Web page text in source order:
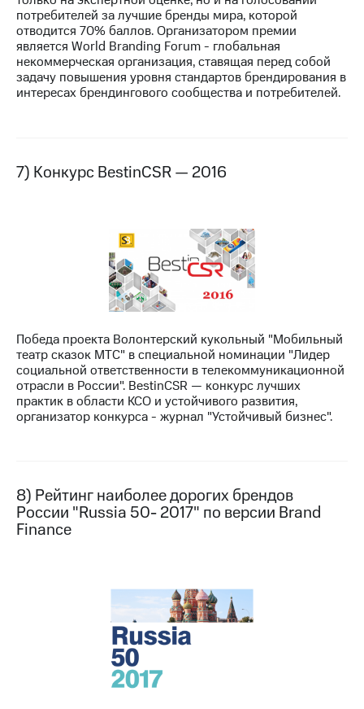
потребителей за лучшие бренды мира, которой
отводится 70% баллов. Организатором премии
является World Branding Forum - глобальная
некоммерческая организация, ставящая перед собой
задачу повышения уровня стандартов брендирования в
интересах брендингового сообщества и потребителей.
7) Конкурс BestinCSR — 2016
Победа проекта Волонтерский кукольный "Мобильный
театр сказок МТС" в специальной номинации "Лидер
социальной ответственности в телекоммуникационной
отрасли в России". BestinCSR — конкурс лучших
практик в области КСО и устойчивого развития,
организатор конкурса - журнал "Устойчивый бизнес".
8) Рейтинг наиболее дорогих брендов
России "Russia 50- 2017" по версии Brand
Finance